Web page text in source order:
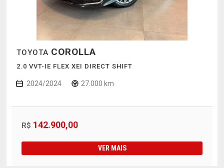
TOYOTA COROLLA
2.0 VVT-IE FLEX XEI DIRECT SHIFT
2024/2024 27.000 km
R$ 142.900,00
VER MAIS